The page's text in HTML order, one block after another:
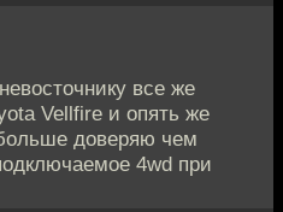
все же
Vellfire и опять же
доверяю чем
4wd при